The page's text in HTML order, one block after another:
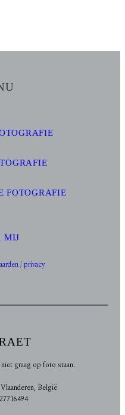
graag op foto staan.
België
FOTOGRAFIE
MIJ
/privacy